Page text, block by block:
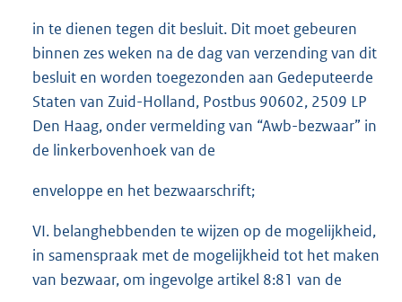
in te dienen tegen dit besluit. Dit moet gebeuren
binnen zes weken na de dag van verzending van dit
besluit en worden toegezonden aan Gedeputeerde
Staten van Zuid-Holland, Postbus 90602, 2509 LP
Den Haag, onder vermelding van “Awb-bezwaar” in
de linkerbovenhoek van de
enveloppe en het bezwaarschrift;
VI. belanghebbenden te wijzen op de mogelijkheid,
in samenspraak met de mogelijkheid tot het maken
van bezwaar, om ingevolge artikel 8:81 van de